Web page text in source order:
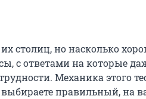
столиц, но насколько
с ответами на которые
Механика этого
правильный, на